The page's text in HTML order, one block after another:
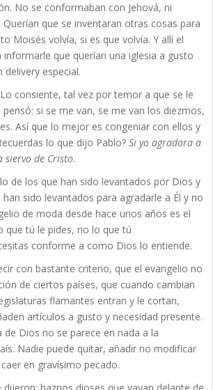
No se conformaban con Jehová, ni
que se inventaran otras cosas para
Moisés volvía, si es que volvía. Y allí el
informarle que querían una iglesia a gusto
delivery especial.
consiente, tal vez por temor a que se le
si se me van, se me van los diezmos,
Así que lo mejor es congeniar con ellos y
lo que dijo Pablo? Si yo agradara a
siervo de Cristo.
de los que han sido levantados por Dios y
sido levantados para agradarle a Él y no
de moda desde hace unos años es el
que tú le pides, no lo que tú
conforme a como Dios lo entiende.
con bastante criterio, que el evangelio no
de ciertos países, que cuando cambian
flamantes entran y le cortan,
artículos a gusto y necesidad presente.
de Dios no se parece en nada a la
Nadie puede quitar, añadir no modificar
en gravísimo pecado.